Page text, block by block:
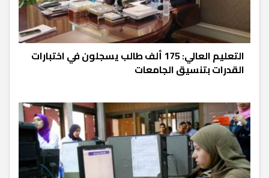
التعليم العالي: 175 ألف طالب يسجلون في اختبارات
القدرات بتنسيق الجامعات